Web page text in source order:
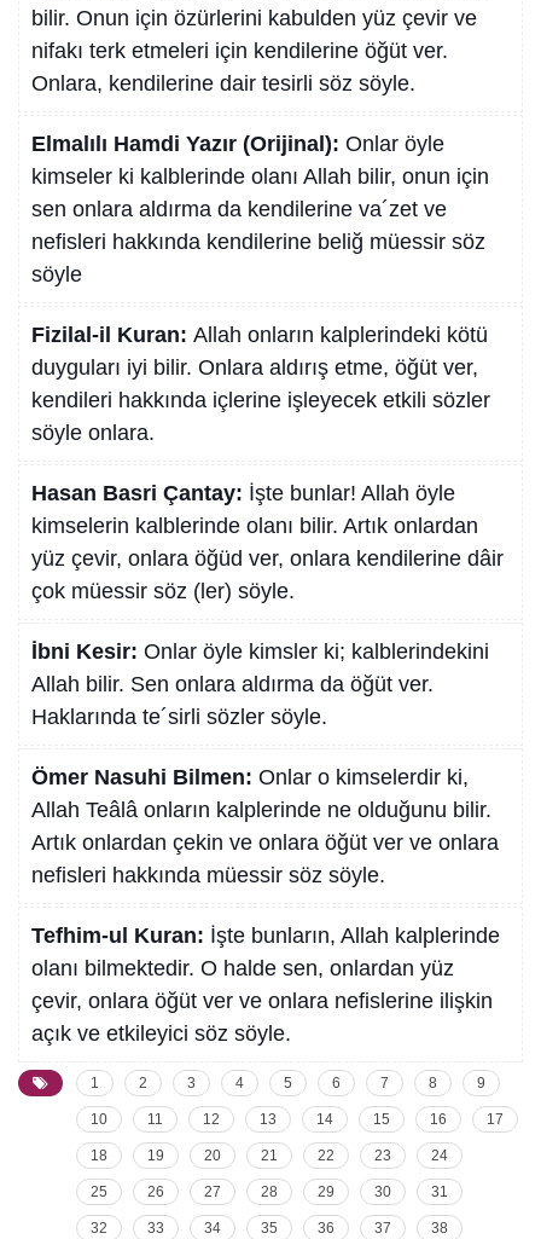
bilir. Onun için özürlerini kabulden yüz çevir ve
nifakı terk etmeleri için kendilerine öğüt ver.
Onlara, kendilerine dair tesirli söz söyle.
Elmalılı Hamdi Yazır (Orijinal): Onlar öyle
kimseler ki kalblerinde olanı Allah bilir, onun için
sen onlara aldırma da kendilerine va´zet ve
nefisleri hakkında kendilerine beliğ müessir söz
söyle
Fizilal-il Kuran: Allah onların kalplerindeki kötü
duyguları iyi bilir. Onlara aldırış etme, öğüt ver,
kendileri hakkında içlerine işleyecek etkili sözler
söyle onlara.
Hasan Basri Çantay: İşte bunlar! Allah öyle
kimselerin kalblerinde olanı bilir. Artık onlardan
yüz çevir, onlara öğüd ver, onlara kendilerine dâir
çok müessir söz (ler) söyle.
İbni Kesir: Onlar öyle kimsler ki; kalblerindekini
Allah bilir. Sen onlara aldırma da öğüt ver.
Haklarında te´sirli sözler söyle.
Ömer Nasuhi Bilmen: Onlar o kimselerdir ki,
Allah Teâlâ onların kalplerinde ne olduğunu bilir.
Artık onlardan çekin ve onlara öğüt ver ve onlara
nefisleri hakkında müessir söz söyle.
Tefhim-ul Kuran: İşte bunların, Allah kalplerinde
olanı bilmektedir. O halde sen, onlardan yüz
çevir, onlara öğüt ver ve onlara nefislerine ilişkin
açık ve etkileyici söz söyle.
1 2 3 4 5 6 7 8 9
10 11 12 13 14 15 16 17
18 19 20 21 22 23 24
25 26 27 28 29 30 31
32 33 34 35 36 37 38